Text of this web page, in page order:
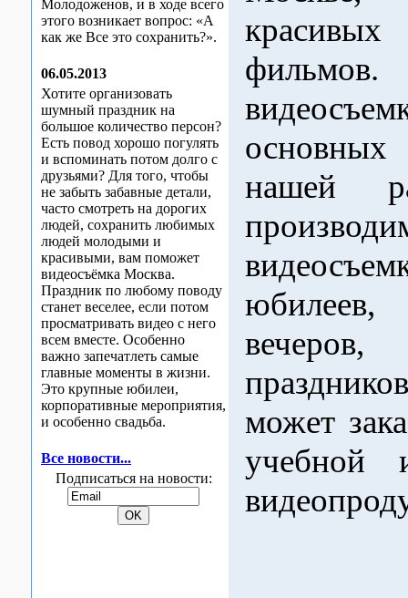
Молодоженов, и в ходе всего
этого возникает вопрос: «А
как же Все это сохранить?».
06.05.2013
Хотите организовать
шумный праздник на
большое количество персон?
Есть повод хорошо погулять
и вспоминать потом долго с
друзьями? Для того, чтобы
не забыть забавные детали,
часто смотреть на дорогих
людей, сохранить любимых
людей молодыми и
красивыми, вам поможет
видеосъёмка Москва.
Праздник по любому поводу
станет веселее, если потом
просматривать видео с него
всем вместе. Особенно
важно запечатлеть самые
главные моменты в жизни.
Это крупные юбилеи,
корпоративные мероприятия,
и особенно свадьба.
Все новости...
Подписаться на новости:
основных
нашей
может
учебной